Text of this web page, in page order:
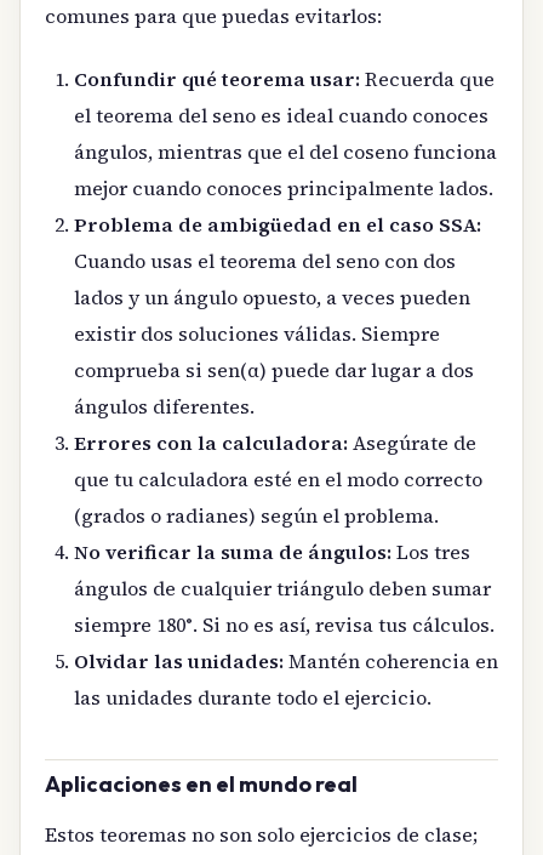
comunes para que puedas evitarlos:
Confundir qué teorema usar:Recuerda que
el teorema del seno es ideal cuando conoces
ángulos, mientras que el del coseno funciona
mejor cuando conoces principalmente lados.
Problema de ambigüedad en el caso SSA:
Cuando usas el teorema del seno con dos
lados y un ángulo opuesto, a veces pueden
existir dos soluciones válidas. Siempre
comprueba si sen(α) puede dar lugar a dos
ángulos diferentes.
Errores con la calculadora:Asegúrate de
que tu calculadora esté en el modo correcto
(grados o radianes) según el problema.
No verificar la suma de ángulos:Los tres
ángulos de cualquier triángulo deben sumar
siempre 180°. Si no es así, revisa tus cálculos.
Olvidar las unidades:Mantén coherencia en
las unidades durante todo el ejercicio.
Aplicaciones en el mundo real
Estos teoremas no son solo ejercicios de clase;